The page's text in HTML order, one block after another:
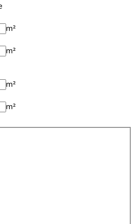
m²
m²
m²
m²